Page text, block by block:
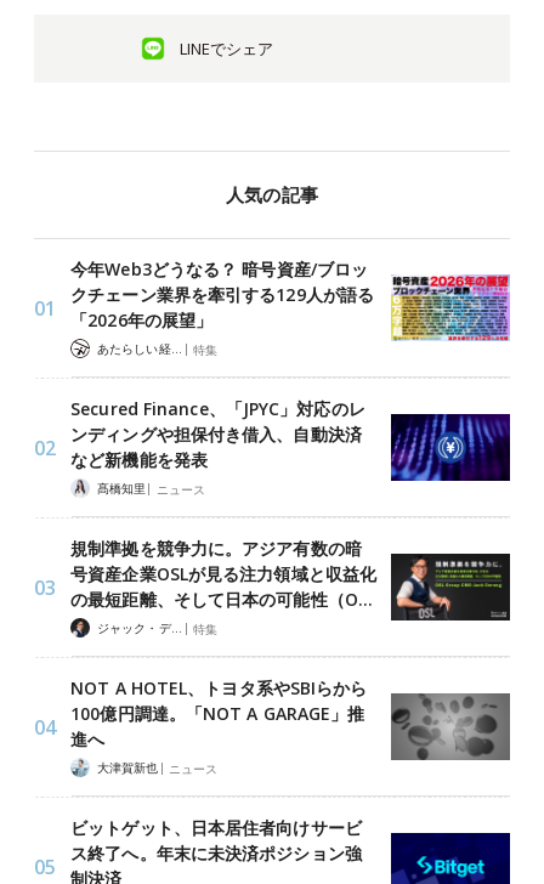
LINEでシェア
人気の記事
今年Web3どうなる？ 暗号資産/ブロッ
クチェーン業界を牽引する129人が語る
「2026年の展望」
あたらしい経済 編集部 | 特集
Secured Finance、「JPYC」対応のレ
ンディングや担保付き借入、自動決済
など新機能を発表
髙橋知里 | ニュース
規制準拠を競争力に。アジア有数の暗
号資産企業OSLが見る注力領域と収益化
の最短距離、そして日本の可能性（O…
ジャック・デロン（Jack Derong） | 特集
NOT A HOTEL、トヨタ系やSBIらから
100億円調達。「NOT A GARAGE」推
進へ
大津賀新也 | ニュース
ビットゲット、日本居住者向けサービ
ス終了へ。年末に未決済ポジション強
制決済